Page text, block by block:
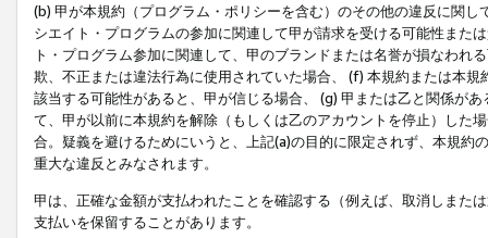
(b) 甲が本規約（プログラム・ポリシーを含む）のその他の違反に関
シエイト・プログラムの参加に関連して甲が請求を受ける可能性また
ト・プログラム参加に関連して、甲のブランドまたは名誉が損なわれ
欺、不正または違法行為に使用されていた場合、 (f) 本規約または本
該当する可能性があると、甲が信じる場合、 (g) 甲または乙と関係が
て、甲が以前に本規約を解除（もしくは乙のアカウントを停止）した
合。疑義を避けるためにいうと、上記(a)の目的に限定されず、本規
重大な違反とみなされます。
甲は、正確な金額が支払われたことを確認する（例えば、取消しまた
支払いを保留することがあります。